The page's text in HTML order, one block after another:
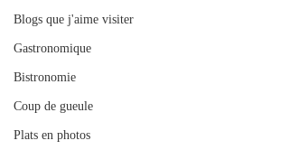
Blogs que j'aime visiter
Gastronomique
Bistronomie
Coup de gueule
Plats en photos